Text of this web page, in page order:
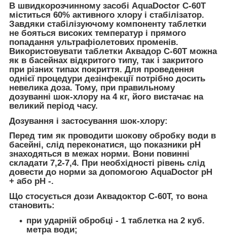
В швидкорозчинному засобі AquaDoctor C-60Т
міститься 60% активного хлору і стабілізатор.
Завдяки стабілізуючому компоненту таблетки
не бояться високих температур і прямого
попадання ультрафіолетових променів.
Використовувати таблетки Аквадор С-60Т можна
як в басейнах відкритого типу, так і закритого
при різних типах покриття. Для проведення
однієї процедури дезінфекції потрібно досить
невелика доза. Тому, при правильному
дозуванні шок-хлору на 4 кг, його вистачає на
великий період часу.
Дозування і застосування шок-хлору:
Перед тим як проводити шокову обробку води в
басейні, слід переконатися, що показники pH
знаходяться в межах норми. Вони повинні
складати 7,2-7,4. При необхідності рівень слід
довести до норми за допомогою AquaDoctor pH
+ або pH -.
Що стосується дози Аквадоктор C-60Т, то вона
становить:
при ударній обробці - 1 таблетка на 2 куб.
метра води;